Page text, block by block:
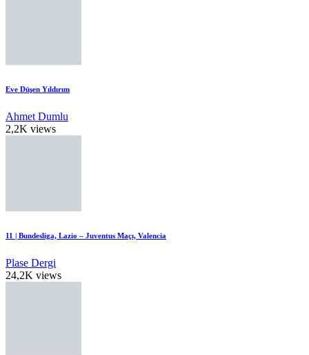
Eve Düşen Yıldırım
Ahmet Dumlu
2,2K views
11 | Bundesliga, Lazio – Juventus Maçı, Valencia
Plase Dergi
24,2K views